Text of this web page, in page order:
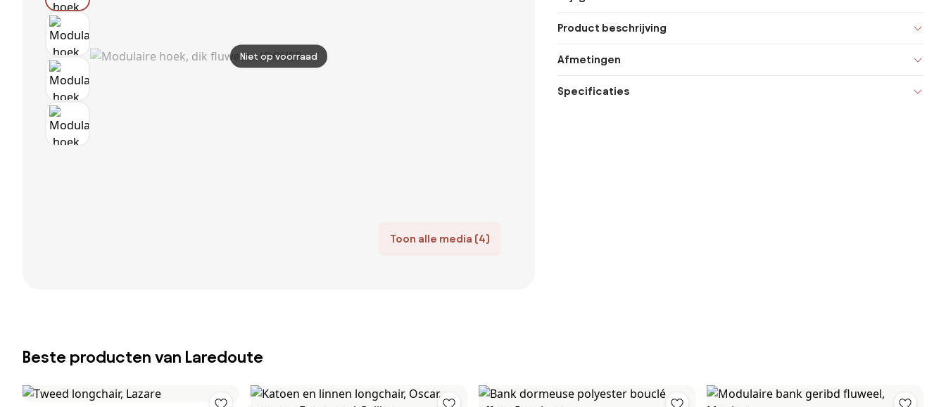
Toon alle media (4)
Niet op voorraad
Product beschrijving
Afmetingen
Specificaties
Beste producten van Laredoute